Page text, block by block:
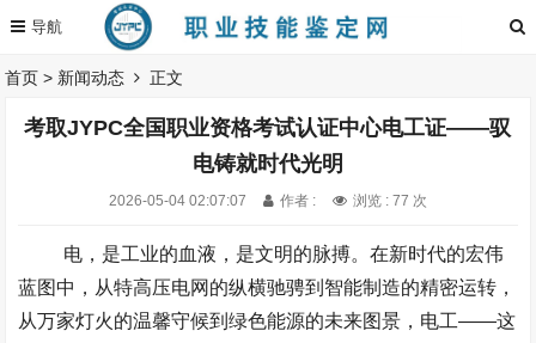
首页 > 新闻动态 正文
考取JYPC全国职业资格考试认证中心电工证——驭
电铸就时代光明
2026-05-04 02:07:07 作者 : 浏览 : 77 次
电，是工业的血液，是文明的脉搏。在新时代的宏伟
蓝图中，从特高压电网的纵横驰骋到智能制造的精密运转，
从万家灯火的温馨守候到绿色能源的未来图景， 电工——这